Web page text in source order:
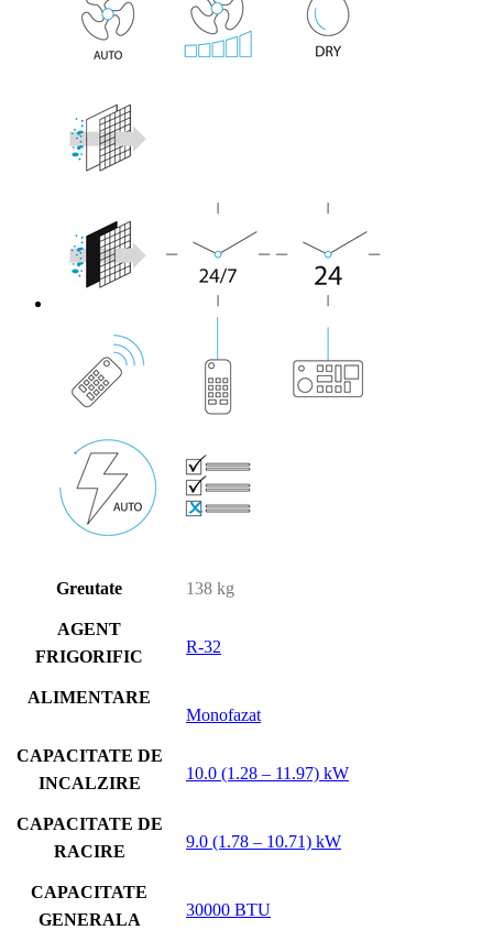
Greutate 138 kg
AGENT
FRIGORIFIC
R-32
ALIMENTARE
Monofazat
CAPACITATE DE
INCALZIRE
10.0 (1.28 – 11.97) kW
CAPACITATE DE
RACIRE
9.0 (1.78 – 10.71) kW
CAPACITATE
GENERALA
30000 BTU